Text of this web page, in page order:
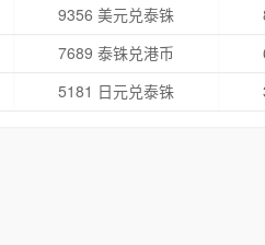
9356 美元兑泰铢
7689 泰铢兑港币
5181 日元兑泰铢